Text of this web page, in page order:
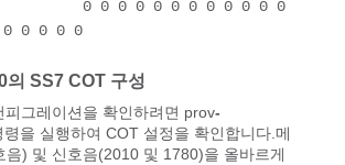
0 0 0 0
SS7 COT 구성
피그레이션을 확인하려면 prov-
령을 실행하여 COT 설정을 확인합니다.메
음) 및 신호음(2010 및 1780)을 올바르게